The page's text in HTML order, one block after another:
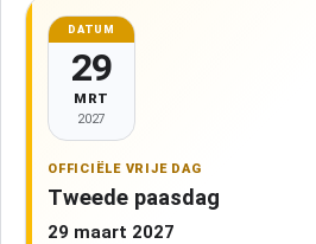
DATUM
29
MRT
2027
OFFICIËLE VRIJE DAG
Tweede paasdag
29 maart 2027